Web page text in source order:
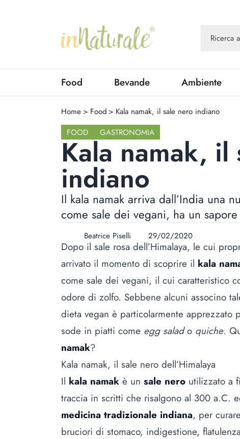
Food Bevande Ambiente
Home > Food > Kala namak, il sale nero indiano
FOOD
GASTRONOMIA
Kala namak, il
indiano
Il kala namak arriva dall’India una
come sale dei vegani, ha un
Beatrice Piselli 29/02/2020
Dopo il sale rosa dell’Himalaya, le cui
arrivato il momento di scoprire il kala
come sale dei vegani, il cui caratteristico
odore di zolfo. Sebbene alcuni associno
dieta vegan è particolarmente apprezzato
sode in piatti come egg salado quiche.
namak?
Kala namak, il sale nero dell’Himalaya
Il kala namak è un sale nero utilizzato a
traccia in scritti che risalgono al 300 a.C.
medicina tradizionale indiana, per
bruciori di stomaco, indigestione,